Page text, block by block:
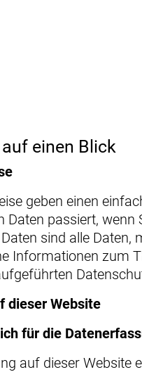
einen Blick
geben einen
Daten passiert, wenn
sind alle
Informationen zum
dieser Website
für die
auf dieser Website